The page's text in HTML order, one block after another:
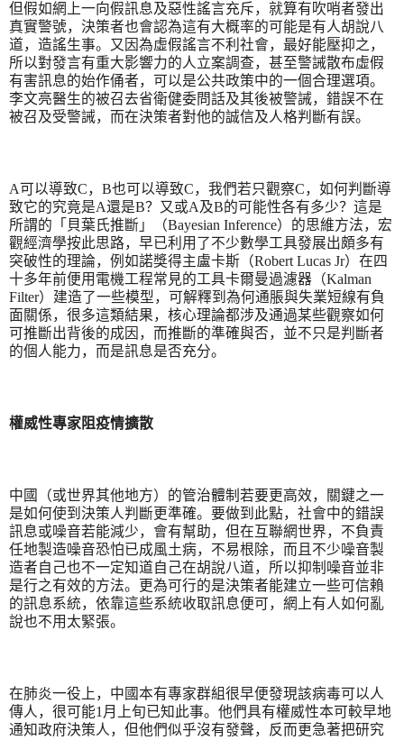
但假如網上一向假訊息及惡性謠言充斥，就算有吹哨者發出
真實警號，決策者也會認為這有大概率的可能是有人胡說八
道，造謠生事。又因為虛假謠言不利社會，最好能壓抑之，
所以對發言有重大影響力的人立案調查，甚至警誡散布虛假
有害訊息的始作俑者，可以是公共政策中的一個合理選項。
李文亮醫生的被召去省衛健委問話及其後被警誡，錯誤不在
被召及受警誡，而在決策者對他的誠信及人格判斷有誤。
A可以導致C， B也可以導致C，我們若只觀察C，如何判斷導
致它的究竟是A還是B？又或A及B的可能性各有多少？這是
所謂的「貝葉氏推斷」（Bayesian Inference）的思維方法，宏
觀經濟學按此思路，早已利用了不少數學工具發展出頗多有
突破性的理論，例如諾獎得主盧卡斯（Robert Lucas Jr）在四
十多年前便用電機工程常見的工具卡爾曼過濾器（Kalman
Filter）建造了一些模型，可解釋到為何通脹與失業短線有負
面關係，很多這類結果，核心理論都涉及通過某些觀察如何
可推斷出背後的成因，而推斷的準確與否，並不只是判斷者
的個人能力，而是訊息是否充分。
權威性專家阻疫情擴散
中國（或世界其他地方）的管治體制若要更高效，關鍵之一
是如何使到決策人判斷更準確。要做到此點，社會中的錯誤
訊息或噪音若能減少，會有幫助，但在互聯網世界，不負責
任地製造噪音恐怕已成風土病，不易根除，而且不少噪音製
造者自己也不一定知道自己在胡說八道，所以抑制噪音並非
是行之有效的方法。更為可行的是決策者能建立一些可信賴
的訊息系統，依靠這些系統收取訊息便可，網上有人如何亂
說也不用太緊張。
在肺炎一役上，中國本有專家群組很早便發現該病毒可以人
傳人，很可能1 月上旬已知此事。他們具有權威性本可較早地
通知政府決策人，但他們似乎沒有發聲，反而更急著把研究